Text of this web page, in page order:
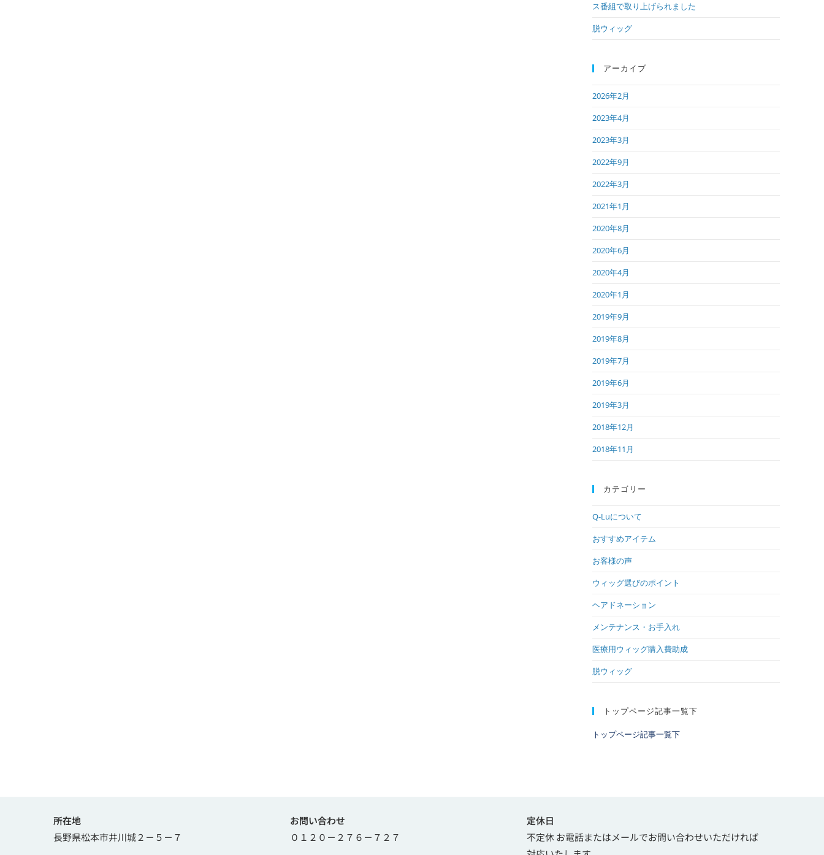
ス番組で取り上げられました
脱ウィッグ
アーカイブ
2026年2月
2023年4月
2023年3月
2022年9月
2022年3月
2021年1月
2020年8月
2020年6月
2020年4月
2020年1月
2019年9月
2019年8月
2019年7月
2019年6月
2019年3月
2018年12月
2018年11月
カテゴリー
Q-Luについて
おすすめアイテム
お客様の声
ウィッグ選びのポイント
ヘアドネーション
メンテナンス・お手入れ
医療用ウィッグ購入費助成
脱ウィッグ
トップページ記事一覧下
トップページ記事一覧下
所在地
長野県松本市井川城２－５－７
お問い合わせ
０１２０－２７６－７２７
定休日
不定休 お電話またはメールでお問い合わせいただければ